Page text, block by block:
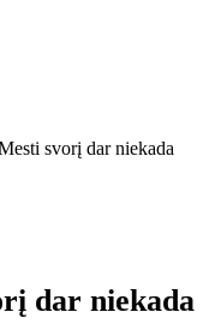
svorį dar niekada
dar niekada